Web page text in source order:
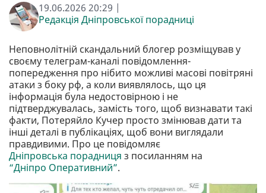
19.06.2026 20:29 |
Редакція Дніпровської порадниці
Неповнолітній скандальний блогер розміщував у
своєму телеграм-каналі повідомлення-
попередження про нібито можливі масові повітряні
атаки з боку рф, а коли виявлялось, що ця
інформація була недостовірною і не
підтверджувалась, замість того, щоб визнавати такі
факти, Потеряйло Кучер просто змінював дати та
інші деталі в публікаціях, щоб вони виглядали
правдивими. Про це повідомляє
Дніпровська порадниця з посиланням на
“Дніпро Оперативний”.